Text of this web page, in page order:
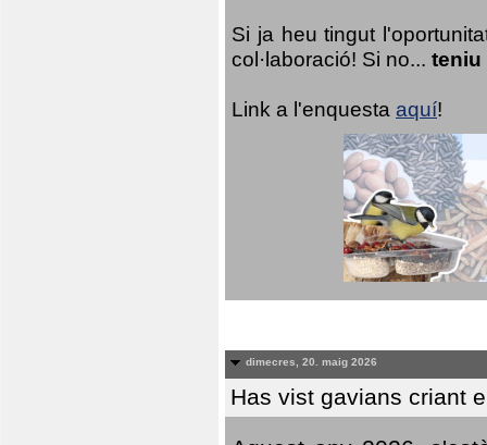
Si ja heu tingut
col·laboració! Si no... teniu
Link a l'enquesta aquí!
dimecres, 20. maig 2026
Has vist gavians criant